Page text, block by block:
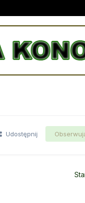
Udostępnij